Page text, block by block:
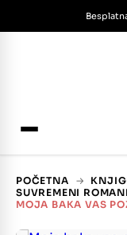
POČETNA →
SUVREMENI ROMANI
MOJA BAKA VAS